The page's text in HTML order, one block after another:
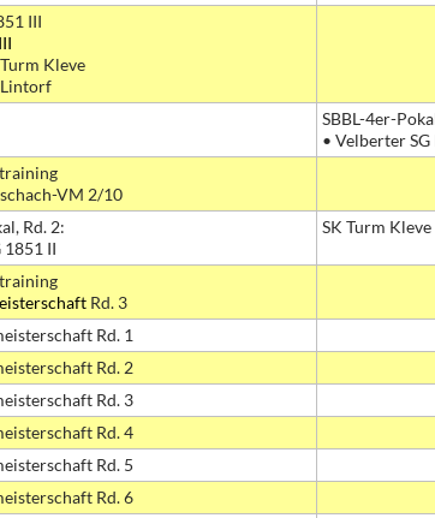
III
Kleve
Lintorf
SBBL-4er-
• Velberter SG
VM 2/10
Rd. 2:
1851 II
SK Turm Kleve
Rd. 3
Rd. 1
Rd. 2
Rd. 3
Rd. 4
Rd. 5
Rd. 6